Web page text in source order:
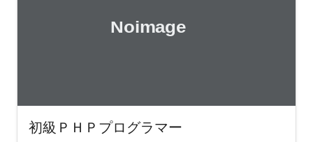
初級ＰＨＰプログラマー